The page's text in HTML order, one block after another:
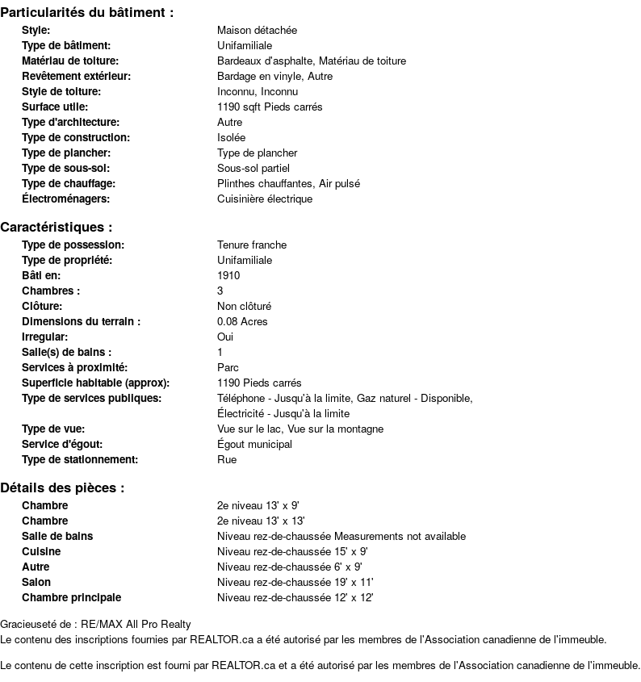
Particularités du bâtiment :
Style:
Maison détachée
Type de bâtiment:
Unifamiliale
Matériau de toiture:
Bardeaux d'asphalte, Matériau de toiture
Revêtement extérieur:
Bardage en vinyle, Autre
Style de toiture:
Inconnu, Inconnu
Surface utile:
1190 sqft Pieds carrés
Type d'architecture:
Autre
Type de construction:
Isolée
Type de plancher:
Type de plancher
Type de sous-sol:
Sous-sol partiel
Type de chauffage:
Plinthes chauffantes, Air pulsé
Électroménagers:
Cuisinière électrique
Caractéristiques :
Type de possession:
Tenure franche
Type de propriété:
Unifamiliale
Bâti en:
1910
Chambres :
3
Clôture:
Non clôturé
Dimensions du terrain :
0.08 Acres
Irregular:
Oui
Salle(s) de bains :
1
Services à proximité:
Parc
Superficie habitable (approx):
1190 Pieds carrés
Type de services publiques:
Téléphone - Jusqu'à la limite, Gaz naturel - Disponible,
Électricité - Jusqu'à la limite
Type de vue:
Vue sur le lac, Vue sur la montagne
Service d'égout:
Égout municipal
Type de stationnement:
Rue
Détails des pièces :
Chambre 2e niveau 13' x 9'
Chambre
2e niveau 13' x 13'
Salle de bains
Niveau rez-de-chaussée Measurements not available
Cuisine
Niveau rez-de-chaussée 15' x 9'
Autre
Niveau rez-de-chaussée 6' x 9'
Salon
Niveau rez-de-chaussée 19' x 11'
Chambre principale
Niveau rez-de-chaussée 12' x 12'
Gracieuseté de : RE/MAX All Pro Realty
Le contenu des inscriptions fournies par REALTOR.ca a été autorisé par les membres de l'Association canadienne de l'immeuble.
Le contenu de cette inscription est fourni par REALTOR.caet a été autorisé par les membres de l'Association canadienne de l'immeuble.